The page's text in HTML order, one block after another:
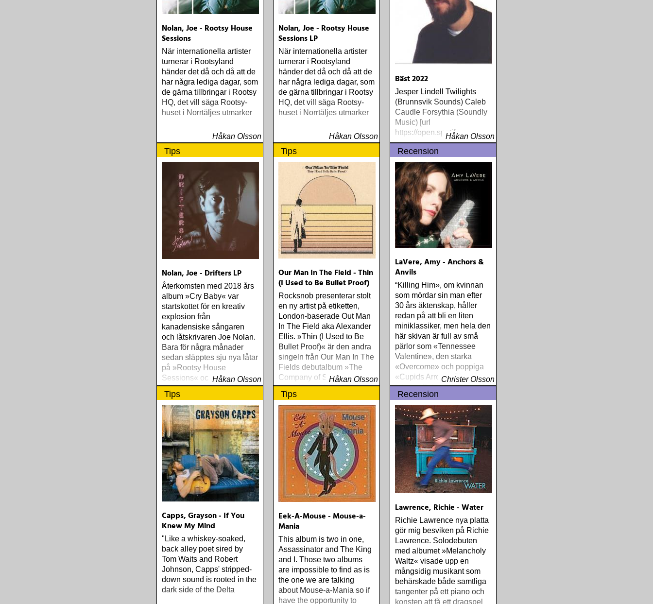
Nolan, Joe - Rootsy House
Sessions
När internationella artister
turnerar i Rootsyland
händer det då och då att de
har några lediga dagar, som
de gärna tillbringar i Rootsy
HQ, det vill säga Rootsy-
huset i Norrtäljes utmarker
Håkan Olsson
Nolan, Joe - Rootsy House
Sessions LP
När internationella artister
turnerar i Rootsyland
händer det då och då att de
har några lediga dagar, som
de gärna tillbringar i Rootsy
HQ, det vill säga Rootsy-
huset i Norrtäljes utmarker
Håkan Olsson
Bäst 2022
Jesper Lindell Twilights
(Brunnsvik Sounds) Caleb
Caudle Forsythia (Soundly
Music) [url
https://open.spotifyHåkan Olsson
Tips
Nolan, Joe - Drifters LP
Återkomsten med 2018 års
album »Cry Baby« var
startskottet för en kreativ
explosion från
kanadensiske sångaren
och låtskrivaren Joe Nolan.
Bara för några månader
sedan släpptes sju nya låtar
på »Rootsy House
Sessions« och nu är det
dags för nya albumet
»Drifters«
Håkan Olsson
Tips
Our Man In The Field - Thin
(I Used to Be Bullet Proof)
Rocksnob presenterar stolt
en ny artist på etiketten,
London-baserade Out Man
In The Field aka Alexander
Ellis. »Thin (I Used to Be
Bullet Proof)« är den andra
singeln från Our Man In The
Fields debutalbum »The
Company of Strangers«,
som släpps i höst.
Håkan Olsson
Recension
LaVere, Amy - Anchors &
Anvils
“Killing Him», om kvinnan
som mördar sin man efter
30 års äktenskap, håller
redan på att bli en liten
miniklassiker, men hela den
här skivan är full av små
pärlor som «Tennessee
Valentine», den starka
«Overcome» och poppiga
«Cupids Arrow», för att inte
tala om Dylan-lika «Time Is
A Train» och den ömsinta
tolkningen av Dylans «I´ll
Remember You”
Christer Olsson
Tips
Capps, Grayson - If You
Knew My Mind
"Like a whiskey-soaked,
back alley poet sired by
Tom Waits and Robert
Johnson, Capps' stripped-
down sound is rooted in the
dark side of the Delta
Tips
Eek-A-Mouse - Mouse-a-
Mania
This album is two in one,
Assassinator and The King
and I. Those two albums
are impossible to find as is
the one we are talking
about Mouse-a-Mania so if
have the opportunity to
Recension
Lawrence, Richie - Water
Richie Lawrence nya platta
gör mig besviken på Richie
Lawrence. Solodebuten
med albumet »Melancholy
Waltz« visade upp en
mångsidig musikant som
behärskade både samtliga
tangenter på ett piano och
konsten att få ett dragspel